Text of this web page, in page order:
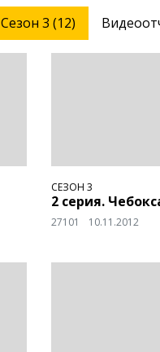
Сезон 3 (12)
СЕЗОН 3
2 серия.
27101 10.11.2012